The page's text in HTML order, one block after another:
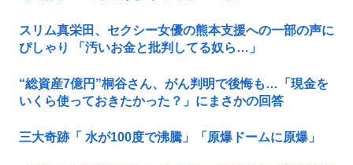
スリム真栄田、セクシー女優の熊本支援への一部の声に
ぴしゃり 「汚いお金と批判してる奴ら…」
“総資産7億円”桐谷さん、がん判明で後悔も…「現金を
いくら使っておきたかった？」にまさかの回答
三大奇跡「 水が100度で沸騰」「原爆ドームに原爆」